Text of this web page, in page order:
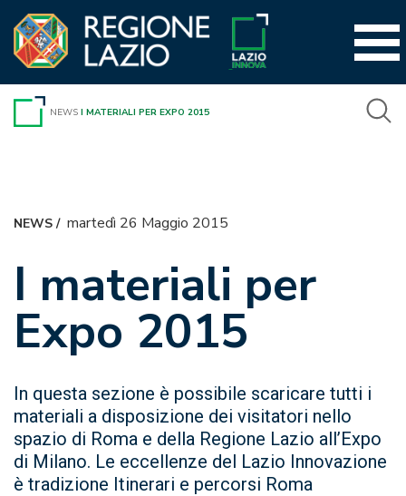
contenuto
NEWS I MATERIALI PER EXPO 2015
NEWS/ martedì 26 Maggio 2015
I materiali per
Expo 2015
In questa sezione è possibile scaricare tutti i
materiali a disposizione dei visitatori nello
spazio di Roma e della Regione Lazio all’Expo
di Milano. Le eccellenze del Lazio Innovazione
è tradizione Itinerari e percorsi Roma